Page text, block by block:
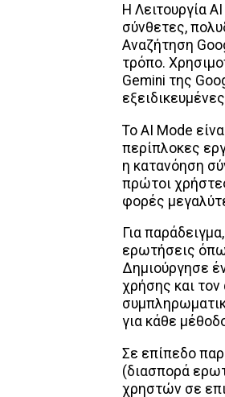
Η Λειτουργία
σύνθετες,
Αναζήτηση
τρόπο.
Gemini της
To AI Mode
περίπλοκες
η κατανόηση
πρώτοι
φορές
Για
ερωτήσεις
Δημιούργησε
χρήσης και
για κάθε
Σε επίπεδο
(διασπορά
χρηστών σε